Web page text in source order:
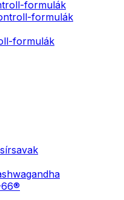
formulák
formulák
formulák